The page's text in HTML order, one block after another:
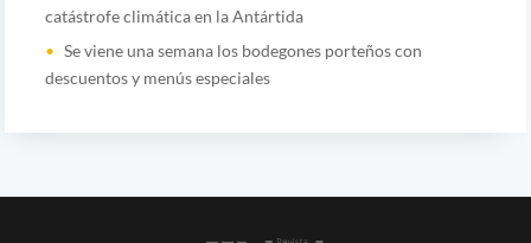
catástrofe climática en la Antártida
Se viene una semana los bodegones porteños con
descuentos y menús especiales